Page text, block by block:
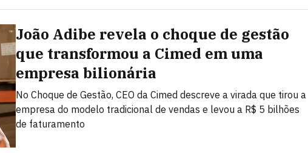
João Adibe revela o choque de gestão
que transformou a Cimed em uma
empresa bilionária
No Choque de Gestão, CEO da Cimed descreve a virada que tirou a
empresa do modelo tradicional de vendas e levou a R$ 5 bilhões
de faturamento